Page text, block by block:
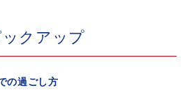
ックアップ
の過ごし方